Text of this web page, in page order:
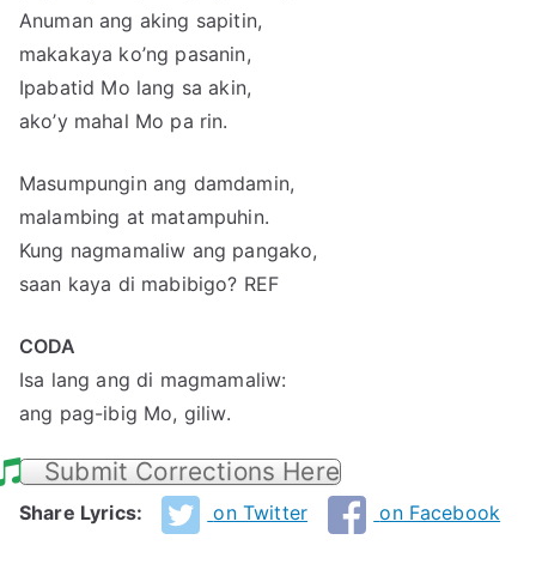
Anuman ang aking sapitin,
makakaya ko’ng pasanin,
Ipabatid Mo lang sa akin,
ako’y mahal Mo pa rin.
Masumpungin ang damdamin,
malambing at matampuhin.
Kung nagmamaliw ang pangako,
saan kaya di mabibigo? REF
CODA
Isa lang ang di magmamaliw:
ang pag-ibig Mo, giliw.
Submit Corrections Here
Share Lyrics: on Twitter on Facebook